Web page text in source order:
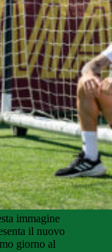
immagine
il nuovo
giorno al